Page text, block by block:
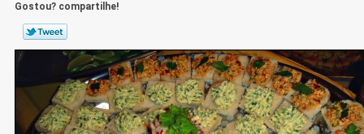
Gostou? compartilhe!